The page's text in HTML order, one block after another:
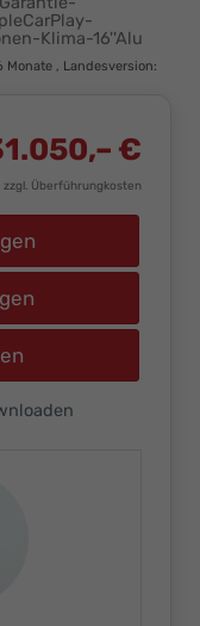
Klima-16''Alu
Monate , Landesversion:
€
zzgl. Überführungkosten